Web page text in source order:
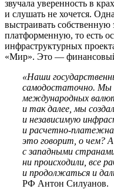
звучала уверенность в
и слушать не хочется.
выстраивать
платформенную, то есть
инфраструктурных
«Мир». Это — финансовый
«Наши
самодостаточно. Мы
международных
и так далее, мы
и независимую
и расчетно-
это говорит, о чем?
с западными
ни происходили, все
и продолжаться и
РФ Антон Силуанов.